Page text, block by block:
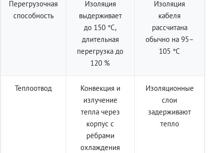
Перегрузочная
способность
Изоляция
выдерживает
до 150 °C,
длительная
перегрузка до
120 %
Изоляция
кабеля
рассчитана
обычно на 95–
105 °C
Теплоотвод
Конвекция и
излучение
тепла через
корпус с
рёбрами
охлаждения
Изоляционные
слои
задерживают
тепло